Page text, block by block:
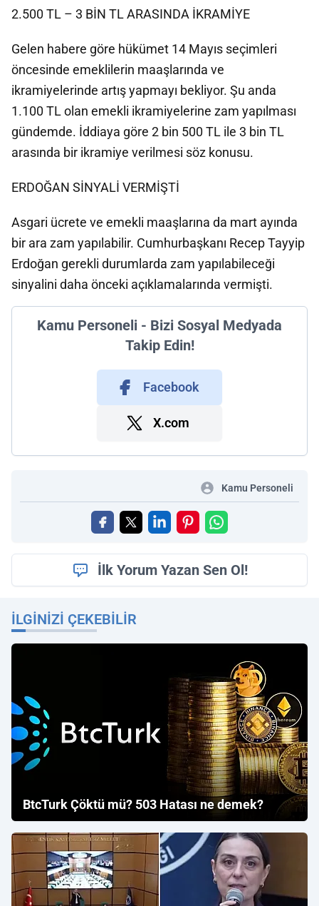
2.500 TL – 3 BİN TL ARASINDA İKRAMİYE
Gelen habere göre hükümet 14 Mayıs seçimleri
öncesinde emeklilerin maaşlarında ve
ikramiyelerinde artış yapmayı bekliyor. Şu anda
1.100 TL olan emekli ikramiyelerine zam yapılması
gündemde. İddiaya göre 2 bin 500 TL ile 3 bin TL
arasında bir ikramiye verilmesi söz konusu.
ERDOĞAN SİNYALİ VERMİŞTİ
Asgari ücrete ve emekli maaşlarına da mart ayında
bir ara zam yapılabilir. Cumhurbaşkanı Recep Tayyip
Erdoğan gerekli durumlarda zam yapılabileceği
sinyalini daha önceki açıklamalarında vermişti.
Kamu Personeli - Bizi Sosyal Medyada
Takip Edin!
Facebook
X.com
Kamu Personeli
İlk Yorum Yazan Sen Ol!
İLGINIZI ÇEKEBILIR
BtcTurk Çöktü mü? 503 Hatası ne demek?